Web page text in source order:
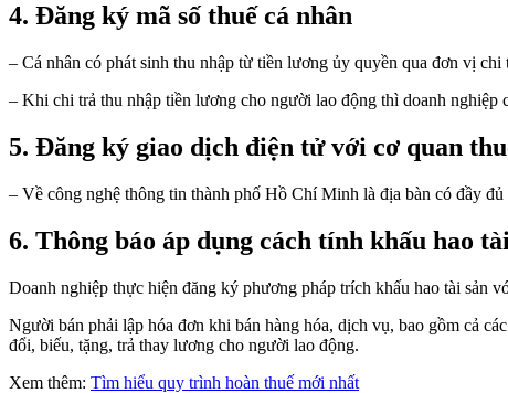
4. Đăng ký mã số thuế cá nhân
– Cá nhân có phát sinh thu nhập từ tiền lương ủy quyền qua đơn vị
– Khi chi trả thu nhập tiền lương cho người lao động thì doanh nghiệp
5. Đăng ký giao dịch điện tử với cơ quan
– Về công nghệ thông tin thành phố Hồ Chí Minh là địa bàn có đầy
6. Thông báo áp dụng cách tính khấu hao
Doanh nghiệp thực hiện đăng ký phương pháp trích khấu hao tài sản
Người bán phải lập hóa đơn khi bán hàng hóa, dịch vụ, bao gồm cả
đổi, biếu, tặng, trả thay lương cho người lao động.
Xem thêm: Tìm hiểu quy trình hoàn thuế mới nhất